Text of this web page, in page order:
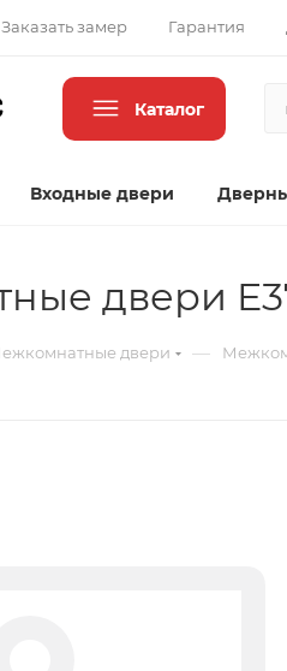
Заказать замер Гарантия
Каталог
Входные двери
двери
двери —